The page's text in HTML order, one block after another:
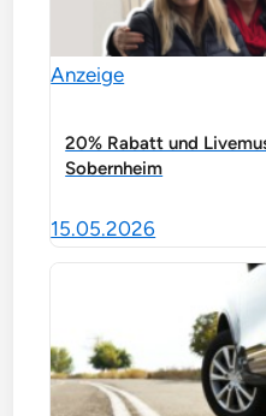
Anzeige
20% Rabatt und
Sobernheim
15.05.2026